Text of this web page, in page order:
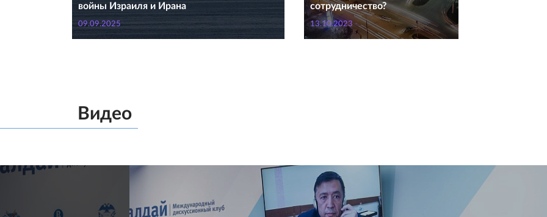
войны Израиля и Ирана
09.09.2025
сотрудничество?
13.10.2023
Видео